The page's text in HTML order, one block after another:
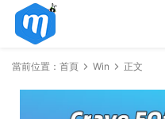
當前位置： 首頁 Win 正文